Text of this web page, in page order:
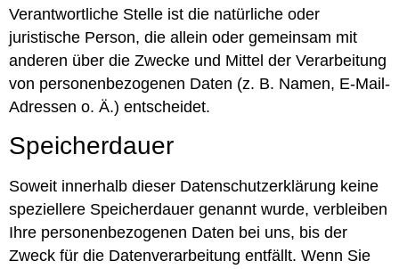
Verantwortliche Stelle ist die natürliche oder
juristische Person, die allein oder gemeinsam mit
anderen über die Zwecke und Mittel der Verarbeitung
von personenbezogenen Daten (z. B. Namen, E-Mail-
Adressen o. Ä.) entscheidet.
Speicherdauer
Soweit innerhalb dieser Datenschutzerklärung keine
speziellere Speicherdauer genannt wurde, verbleiben
Ihre personenbezogenen Daten bei uns, bis der
Zweck für die Datenverarbeitung entfällt. Wenn Sie